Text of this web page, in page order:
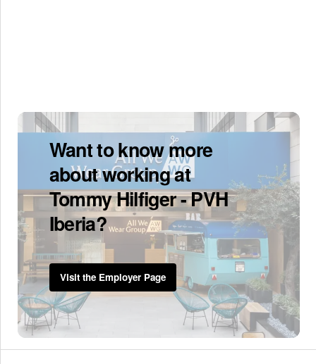
Want to know more
about working at
Tommy Hilfiger - PVH
Iberia?
Visit the Employer Page